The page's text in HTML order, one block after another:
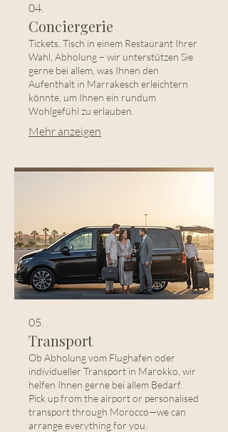
04.
Conciergerie
Tickets, Tisch in einem Restaurant Ihrer
Wahl, Abholung – wir unterstützen Sie
gerne bei allem, was Ihnen den
Aufenthalt in Marrakesch erleichtern
könnte, um Ihnen ein rundum
Wohlgefühl zu erlauben.
Mehr anzeigen
05.
Transport
Ob Abholung vom Flughafen oder
individueller Transport in Marokko, wir
helfen Ihnen gerne bei allem Bedarf.
Pick up from the airport or personalised
transport through Morocco—we can
arrange everything for you.